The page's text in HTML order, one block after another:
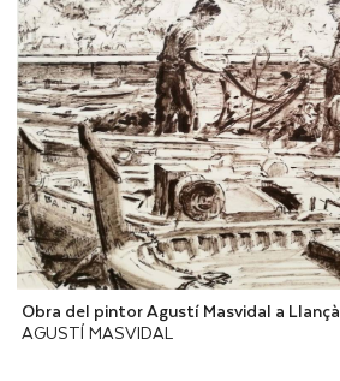
Obra del pintor Agustí Masvidal a Llançà
AGUSTÍ MASVIDAL